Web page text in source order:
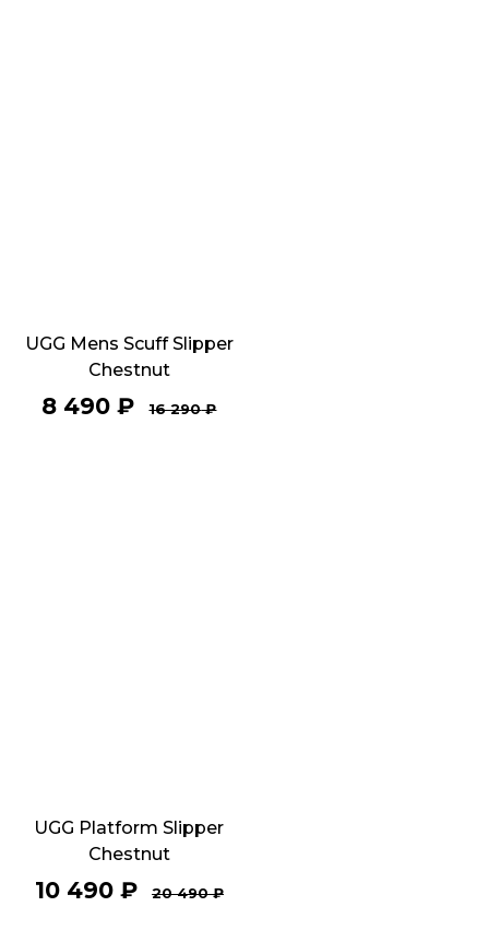
UGG Mens Scuff Slipper
Chestnut
8 490 ₽ 16 290₽
UGG Platform Slipper
Chestnut
10 490₽ 20 490₽